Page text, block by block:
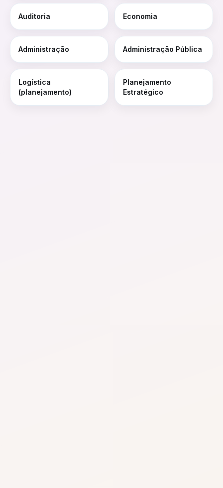
Auditoria Economia
Administração Administração Pública
Logística
(planejamento)
Planejamento
Estratégico